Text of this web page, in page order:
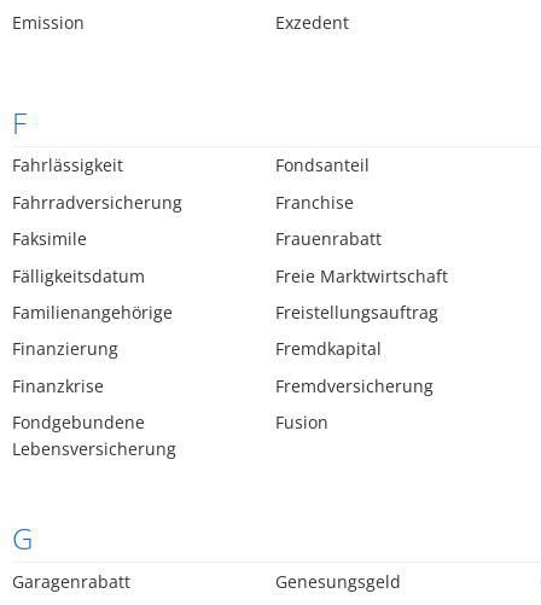
Emission
Exzedent
F
Fahrlässigkeit
Fahrradversicherung
Faksimile
Fälligkeitsdatum
Familienangehörige
Finanzierung
Finanzkrise
Fondgebundene
Lebensversicherung
Fondsanteil
Franchise
Frauenrabatt
Freie Marktwirtschaft
Freistellungsauftrag
Fremdkapital
Fremdversicherung
Fusion
G
Garagenrabatt
Genesungsgeld